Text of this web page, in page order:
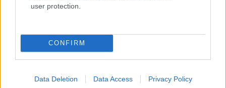
user protection.
CONFIRM
Data Deletion Data Access Privacy Policy